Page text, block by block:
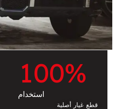
100%
استخدام
قطع غيار أصلية